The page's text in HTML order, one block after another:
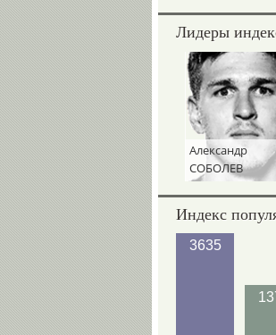
Лидеры
Александр
СОБОЛЕВ
Индекс
3635